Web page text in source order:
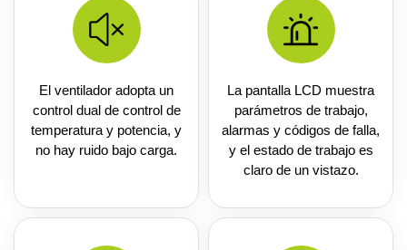
El ventilador adopta un
control dual de control de
temperatura y potencia, y
no hay ruido bajo carga.
La pantalla LCD muestra
parámetros de trabajo,
alarmas y códigos de falla,
y el estado de trabajo es
claro de un vistazo.